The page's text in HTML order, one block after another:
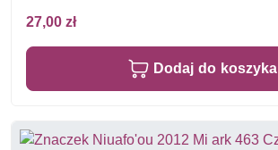
27,00 zł
Dodaj do koszyka